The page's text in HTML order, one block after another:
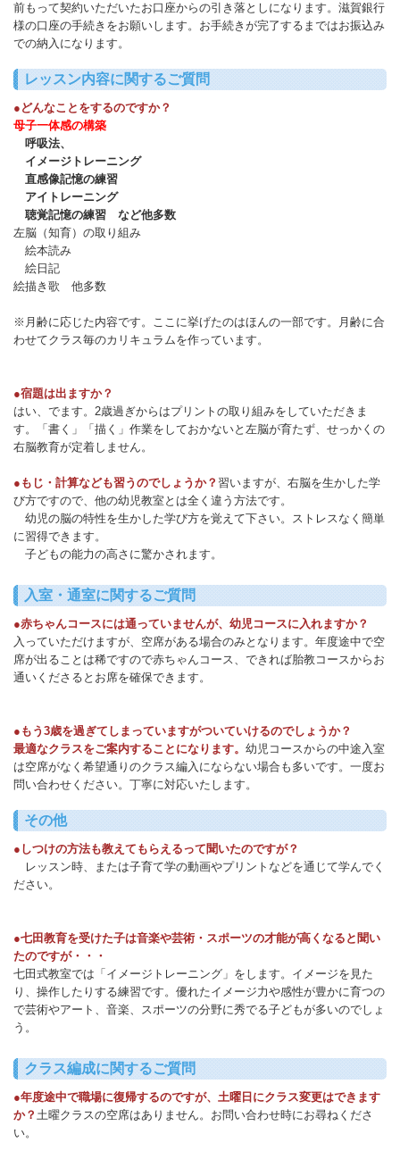
前もって契約いただいたお口座からの引き落としになります。滋賀銀行
様の口座の手続きをお願いします。お手続きが完了するまではお振込み
での納入になります。
レッスン内容に関するご質問
●どんなことをするのですか？
母子一体感の構築
呼吸法、
イメージトレーニング
直感像記憶の練習
アイトレーニング
聴覚記憶の練習 など他多数
左脳（知育）の取り組み
絵本読み
絵日記
絵描き歌 他多数
※月齢に応じた内容です。ここに挙げたのはほんの一部です。月齢に合
わせてクラス毎のカリキュラムを作っています。
●宿題は出ますか？
はい、でます。2歳過ぎからはプリントの取り組みをしていただきま
す。「書く」「描く」作業をしておかないと左脳が育たず、せっかくの
右脳教育が定着しません。
●もじ・計算なども習うのでしょうか？ 習いますが、右脳を生かした学
び方ですので、他の幼児教室とは全く違う方法です。
幼児の脳の特性を生かした学び方を覚えて下さい。ストレスなく簡単
に習得できます。
子どもの能力の高さに驚かされます。
入室・通室に関するご質問
●赤ちゃんコースには通っていませんが、幼児コースに入れますか？
入っていただけますが、空席がある場合のみとなります。年度途中で空
席が出ることは稀ですので赤ちゃんコース、できれば胎教コースからお
通いくださるとお席を確保できます。
●もう3歳を過ぎてしまっていますがついていけるのでしょうか？
最適なクラスをご案内することになります。 幼児コースからの中途入室
は空席がなく希望通りのクラス編入にならない場合も多いです。一度お
問い合わせください。丁寧に対応いたします。
その他
●しつけの方法も教えてもらえるって聞いたのですが？
レッスン時、または子育て学の動画やプリントなどを通じて学んでく
ださい。
●七田教育を受けた子は音楽や芸術・スポーツの才能が高くなると聞い
たのですが・・・
七田式教室では「イメージトレーニング」をします。イメージを見た
り、操作したりする練習です。優れたイメージ力や感性が豊かに育つの
で芸術やアート、音楽、スポーツの分野に秀でる子どもが多いのでしょ
う。
クラス編成に関するご質問
●年度途中で職場に復帰するのですが、土曜日にクラス変更はできます
か？ 土曜クラスの空席はありません。お問い合わせ時にお尋ねくださ
い。